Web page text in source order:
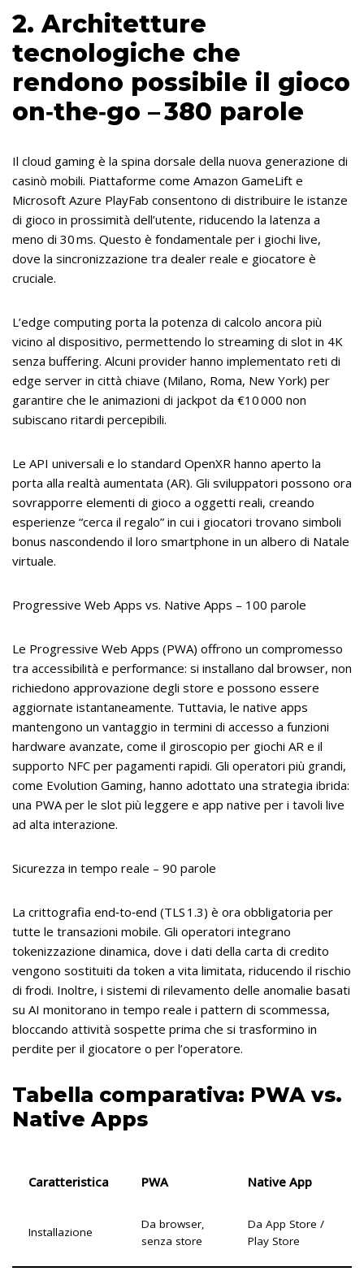
2. Architetture
tecnologiche che
rendono possibile il gioco
on‑the‑go – 380 parole
Il cloud gaming è la spina dorsale della nuova generazione di
casinò mobili. Piattaforme come Amazon GameLift e
Microsoft Azure PlayFab consentono di distribuire le istanze
di gioco in prossimità dell’utente, riducendo la latenza a
meno di 30 ms. Questo è fondamentale per i giochi live,
dove la sincronizzazione tra dealer reale e giocatore è
cruciale.
L’edge computing porta la potenza di calcolo ancora più
vicino al dispositivo, permettendo lo streaming di slot in 4K
senza buffering. Alcuni provider hanno implementato reti di
edge server in città chiave (Milano, Roma, New York) per
garantire che le animazioni di jackpot da €10 000 non
subiscano ritardi percepibili.
Le API universali e lo standard OpenXR hanno aperto la
porta alla realtà aumentata (AR). Gli sviluppatori possono ora
sovrapporre elementi di gioco a oggetti reali, creando
esperienze “cerca il regalo” in cui i giocatori trovano simboli
bonus nascondendo il loro smartphone in un albero di Natale
virtuale.
Progressive Web Apps vs. Native Apps – 100 parole
Le Progressive Web Apps (PWA) offrono un compromesso
tra accessibilità e performance: si installano dal browser, non
richiedono approvazione degli store e possono essere
aggiornate istantaneamente. Tuttavia, le native apps
mantengono un vantaggio in termini di accesso a funzioni
hardware avanzate, come il giroscopio per giochi AR e il
supporto NFC per pagamenti rapidi. Gli operatori più grandi,
come Evolution Gaming, hanno adottato una strategia ibrida:
una PWA per le slot più leggere e app native per i tavoli live
ad alta interazione.
Sicurezza in tempo reale – 90 parole
La crittografia end‑to‑end (TLS 1.3) è ora obbligatoria per
tutte le transazioni mobile. Gli operatori integrano
tokenizzazione dinamica, dove i dati della carta di credito
vengono sostituiti da token a vita limitata, riducendo il rischio
di frodi. Inoltre, i sistemi di rilevamento delle anomalie basati
su AI monitorano in tempo reale i pattern di scommessa,
bloccando attività sospette prima che si trasformino in
perdite per il giocatore o per l’operatore.
Tabella comparativa: PWA vs.
Native Apps
Caratteristica PWA Native App
Installazione
Da browser,
senza store
Da App Store /
Play Store